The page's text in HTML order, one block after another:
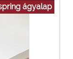
ágyalap